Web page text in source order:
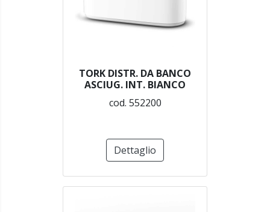
TORK DISTR. DA BANCO
ASCIUG. INT. BIANCO
cod. 552200
Dettaglio